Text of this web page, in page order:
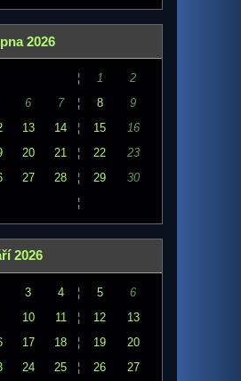
2026
¦ 1
2
6 7 ¦ 8
9
13 14 ¦ 15
16
20 21 ¦ 22
23
27 28 ¦ 29
30
¦
2026
3 4 ¦ 5
6
10 11 ¦ 12
13
17 18 ¦ 19
20
24 25 ¦ 26 27